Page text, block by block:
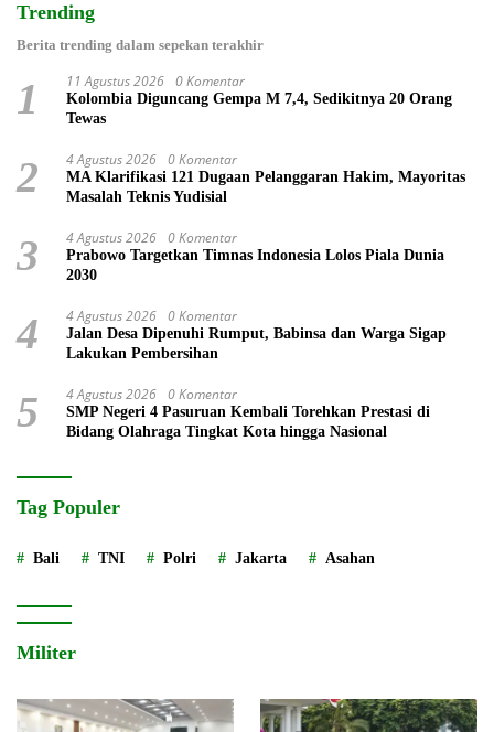
Trending
Berita trending dalam sepekan terakhir
1 11 Agustus 2026 0 Komentar
Kolombia Diguncang Gempa M 7,4, Sedikitnya 20 Orang
Tewas
2 4 Agustus 2026 0 Komentar
MA Klarifikasi 121 Dugaan Pelanggaran Hakim, Mayoritas
Masalah Teknis Yudisial
3 4 Agustus 2026 0 Komentar
Prabowo Targetkan Timnas Indonesia Lolos Piala Dunia
2030
4 4 Agustus 2026 0 Komentar
Jalan Desa Dipenuhi Rumput, Babinsa dan Warga Sigap
Lakukan Pembersihan
5 4 Agustus 2026 0 Komentar
SMP Negeri 4 Pasuruan Kembali Torehkan Prestasi di
Bidang Olahraga Tingkat Kota hingga Nasional
Tag Populer
Bali TNI Polri Jakarta Asahan
Militer